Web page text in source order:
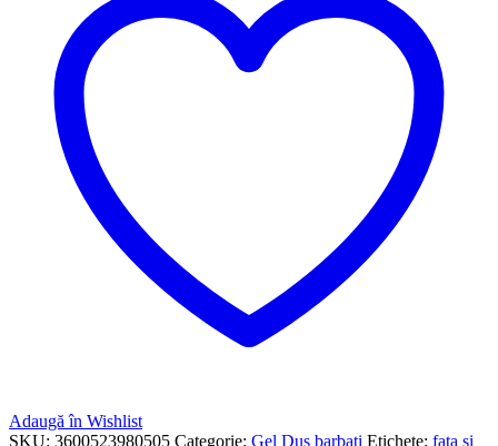
Adaugă în Wishlist
SKU: 3600523980505 Categorie: Gel Dus barbati Etichete: fata si